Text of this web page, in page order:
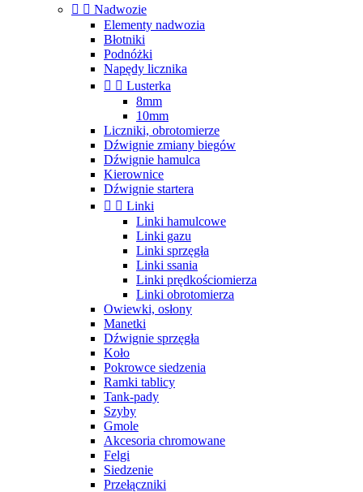
  Nadwozie
Elementy nadwozia
Błotniki
Podnóżki
Napędy licznika
  Lusterka
8mm
10mm
Liczniki, obrotomierze
Dźwignie zmiany biegów
Dźwignie hamulca
Kierownice
Dźwignie startera
  Linki
Linki hamulcowe
Linki gazu
Linki sprzęgła
Linki ssania
Linki prędkościomierza
Linki obrotomierza
Owiewki, osłony
Manetki
Dźwignie sprzęgła
Koło
Pokrowce siedzenia
Ramki tablicy
Tank-pady
Szyby
Gmole
Akcesoria chromowane
Felgi
Siedzenie
Przełączniki